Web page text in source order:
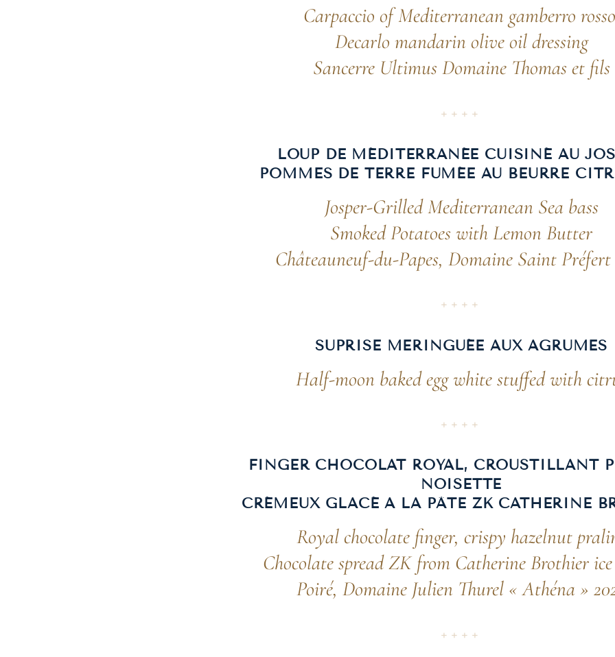
Carpaccio of Mediterranean gamberro
Decarlo mandarin olive oil dressing
Sancerre Ultimus Domaine Thomas et fils
++++
LOUP DE MÉDITERRANÉE CUISINÉ AU
POMMES DE TERRE FUMÉE AU BEURRE
Josper-Grilled Mediterranean Sea bass
Smoked Potatoes with Lemon Butter
Châteauneuf-du-Papes, Domaine Saint Préfert
++++
SUPRISE MERINGUÉE AUX AGRUMES
Half-moon baked egg white stuffed with
++++
FINGER CHOCOLAT ROYAL, CROUSTILLANT
NOISETTE
CRÉMEUX GLACÉ A LA PÂTE ZK CATHERINE
Royal chocolate finger, crispy hazelnut
Chocolate spread ZK from Catherine Brothier
Poiré, Domaine Julien Thurel « Athéna »
++++